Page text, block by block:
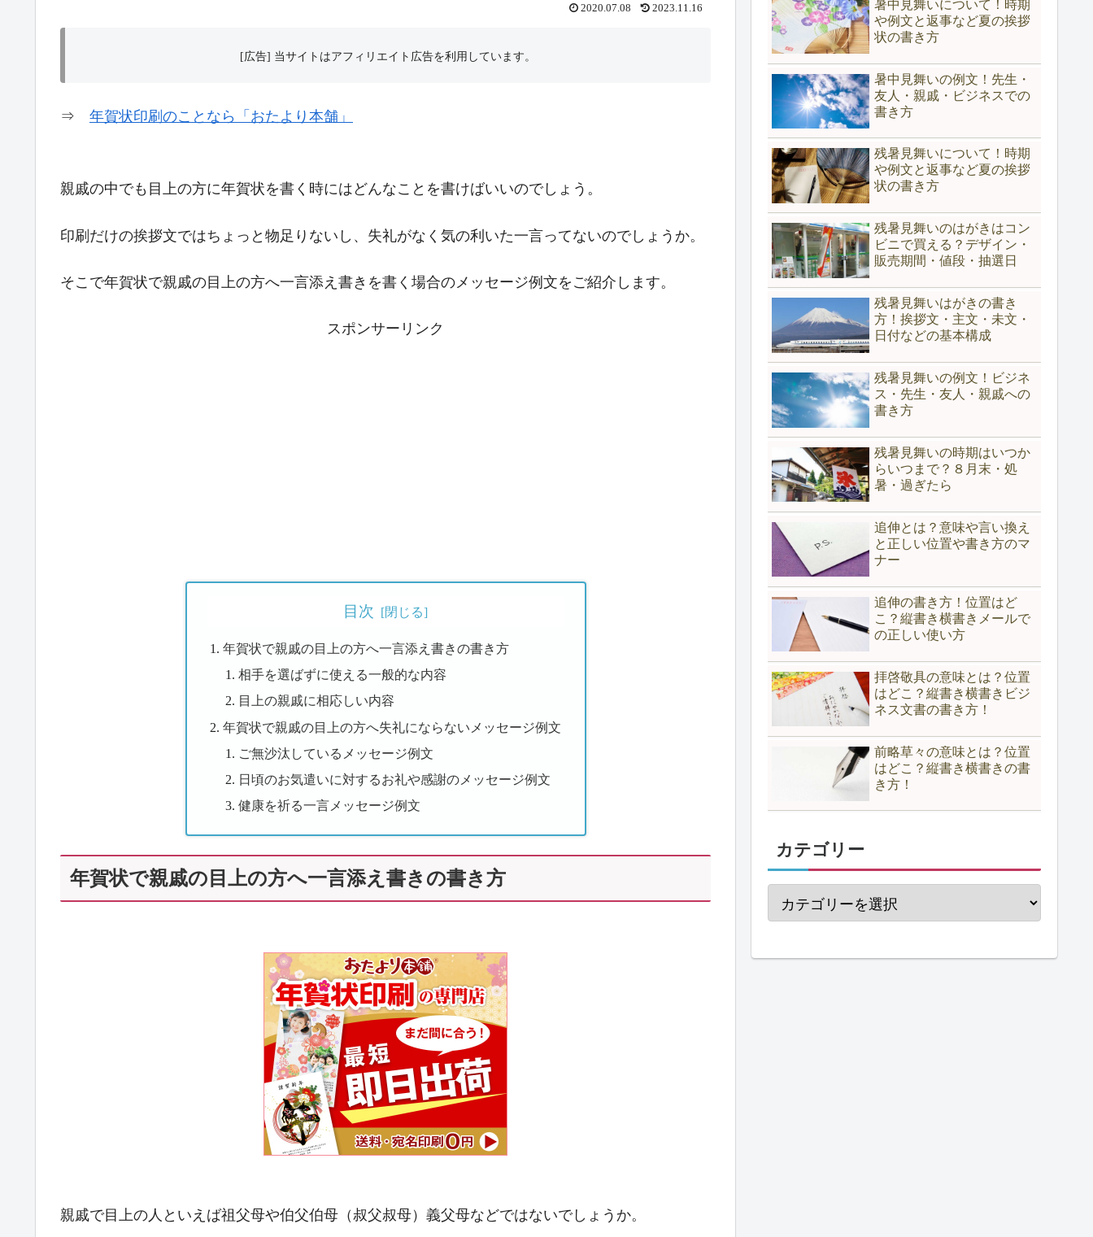
2020.07.08 2023.11.16
[広告] 当サイトはアフィリエイト広告を利用しています。
⇒ 年賀状印刷のことなら「おたより本舗」
親戚の中でも目上の方に年賀状を書く時にはどんなことを書けばいいのでしょう。
印刷だけの挨拶文ではちょっと物足りないし、失礼がなく気の利いた一言ってないのでしょうか。
そこで年賀状で親戚の目上の方へ一言添え書きを書く場合のメッセージ例文をご紹介します。
スポンサーリンク
目次
年賀状で親戚の目上の方へ一言添え書きの書き方
相手を選ばずに使える一般的な内容
目上の親戚に相応しい内容
年賀状で親戚の目上の方へ失礼にならないメッセージ例文
ご無沙汰しているメッセージ例文
日頃のお気遣いに対するお礼や感謝のメッセージ例文
健康を祈る一言メッセージ例文
年賀状で親戚の目上の方へ一言添え書きの書き方
親戚で目上の人といえば祖父母や伯父伯母（叔父叔母）義父母などではないでしょうか。
暑中見舞いについて！時期
や例文と返事など夏の挨拶
状の書き方
暑中見舞いの例文！先生・
友人・親戚・ビジネスでの
書き方
残暑見舞いについて！時期
や例文と返事など夏の挨拶
状の書き方
残暑見舞いのはがきはコン
ビニで買える？デザイン・
販売期間・値段・抽選日
残暑見舞いはがきの書き
方！挨拶文・主文・未文・
日付などの基本構成
残暑見舞いの例文！ビジネ
ス・先生・友人・親戚への
書き方
残暑見舞いの時期はいつか
らいつまで？８月末・処
暑・過ぎたら
追伸とは？意味や言い換え
と正しい位置や書き方のマ
ナー
追伸の書き方！位置はど
こ？縦書き横書きメールで
の正しい使い方
拝啓敬具の意味とは？位置
はどこ？縦書き横書きビジ
ネス文書の書き方！
前略草々の意味とは？位置
はどこ？縦書き横書きの書
き方！
カテゴリー